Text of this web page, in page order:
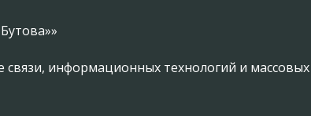
связи, информационных технологий и